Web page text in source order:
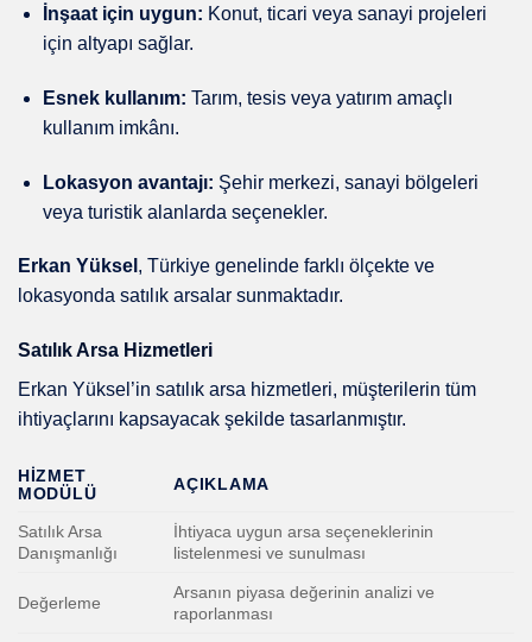
İnşaat için uygun: Konut, ticari veya sanayi projeleri
için altyapı sağlar.
Esnek kullanım: Tarım, tesis veya yatırım amaçlı
kullanım imkânı.
Lokasyon avantajı: Şehir merkezi, sanayi bölgeleri
veya turistik alanlarda seçenekler.
Erkan Yüksel , Türkiye genelinde farklı ölçekte ve
lokasyonda satılık arsalar sunmaktadır.
Satılık Arsa Hizmetleri
Erkan Yüksel’in satılık arsa hizmetleri, müşterilerin tüm
ihtiyaçlarını kapsayacak şekilde tasarlanmıştır.
HIZMET
MODÜLÜ
AÇIKLAMA
Satılık Arsa
Danışmanlığı
İhtiyaca uygun arsa seçeneklerinin
listelenmesi ve sunulması
Değerleme
Arsanın piyasa değerinin analizi ve
raporlanması